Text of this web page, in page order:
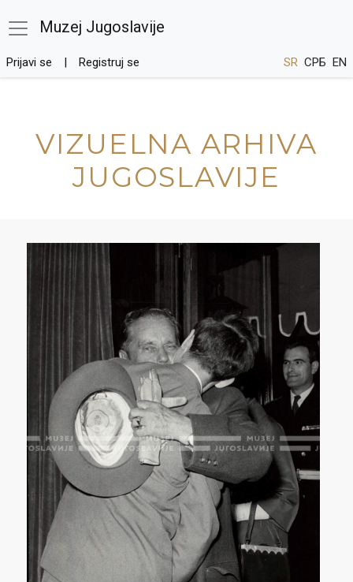
Muzej Jugoslavije
Prijavi se Registruj se SR СРБ EN
VIZUELNA ARHIVA
JUGOSLAVIJE